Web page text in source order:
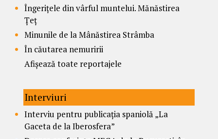
Îngerițele din vârful muntelui. Mănăstirea
Țeț
Minunile de la Mânăstirea Strâmba
În căutarea nemuririi
Afișează toate reportajele
Interviuri
Interviu pentru publicația spaniolă „La
Gaceta de la Iberosfera”